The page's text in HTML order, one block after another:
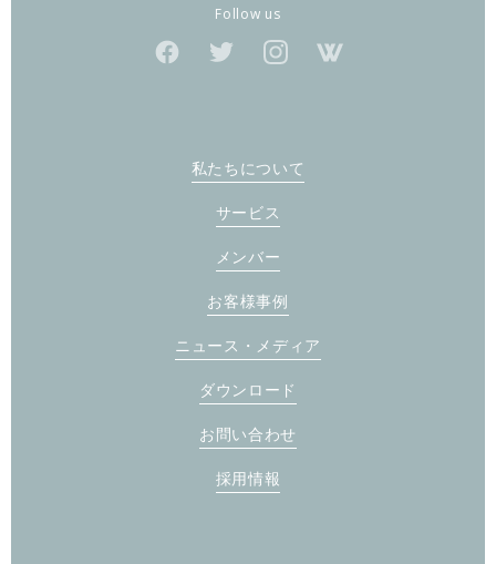
Follow us
私たちについて
サービス
メンバー
お客様事例
ニュース・メディア
ダウンロード
お問い合わせ
採用情報